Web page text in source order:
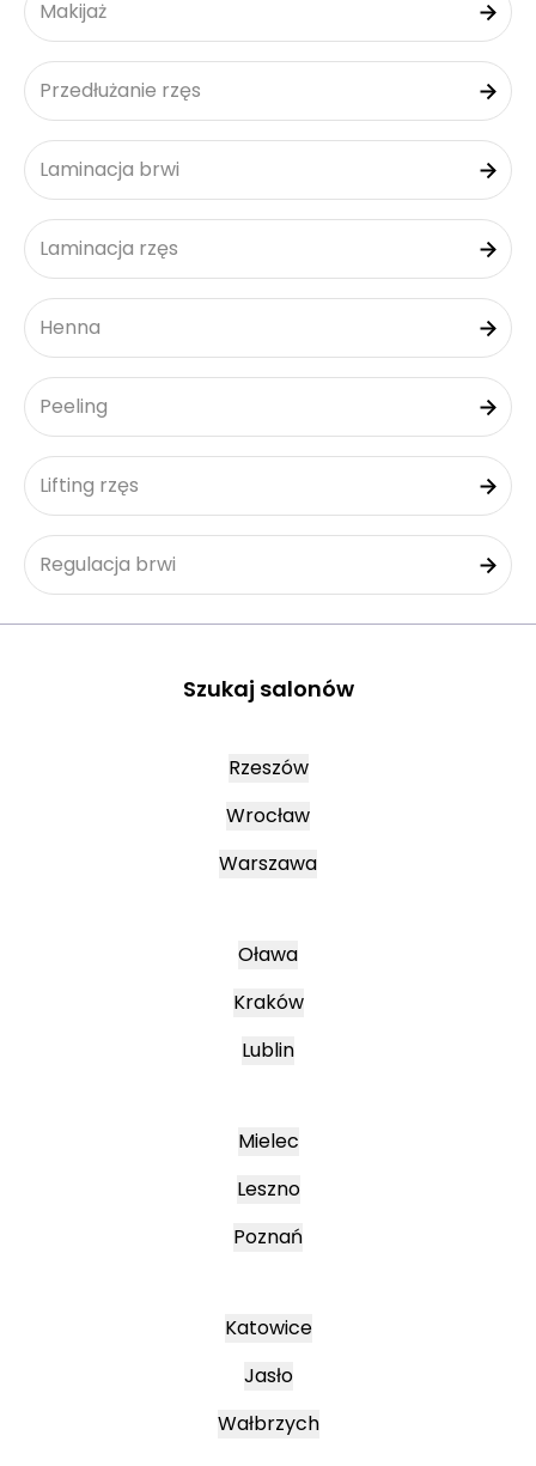
Makijaż
Przedłużanie rzęs
Laminacja brwi
Laminacja rzęs
Henna
Peeling
Lifting rzęs
Regulacja brwi
Szukaj salonów
Rzeszów
Wrocław
Warszawa
Oława
Kraków
Lublin
Mielec
Leszno
Poznań
Katowice
Jasło
Wałbrzych